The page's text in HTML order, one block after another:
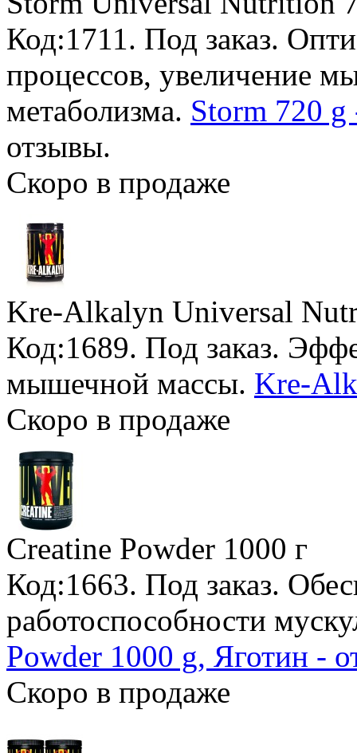
Код:1711. Под заказ.
процессов, увеличение
метаболизма. Storm 720 g
отзывы.
Скоро в продаже
Kre-Alkalyn Universal
Код:1689. Под заказ.
мышечной массы. Kre-
Скоро в продаже
Creatine Powder 1000 г
Код:1663. Под заказ.
работоспособности
Powder 1000 g, Яготин -
Скоро в продаже